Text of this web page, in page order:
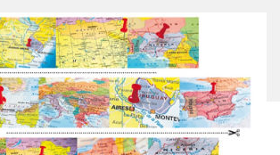
Digital